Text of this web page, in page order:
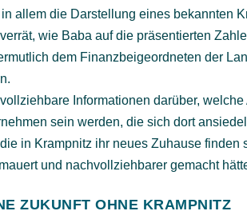
allem die Darstellung eines bekannten
wie Baba auf die präsentierten
dem Finanzbeigeordneten der
Informationen darüber,
sein werden, die sich dort
in Krampnitz ihr neues Zuhause
und nachvollziehbarer gemacht
ZUKUNFT OHNE KRAMPNITZ